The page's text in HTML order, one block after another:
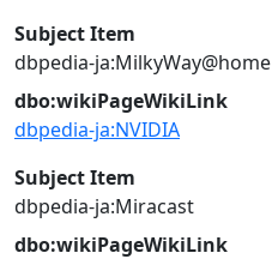
Subject Item
dbpedia-ja:MilkyWay@home
dbo:wikiPageWikiLink
dbpedia-ja:NVIDIA
Subject Item
dbpedia-ja:Miracast
dbo:wikiPageWikiLink